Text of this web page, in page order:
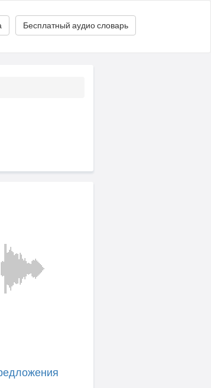
Бесплатный аудио словарь